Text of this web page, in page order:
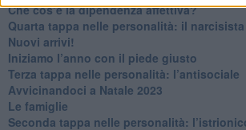
Che cos’è la dipendenza affettiva?
Quarta tappa nelle personalità: il narcisista
​Nuovi arrivi!
​Iniziamo l’anno con il piede giusto
​Terza tappa nelle personalità: l’antisociale
​Avvicinandoci a Natale 2023
Le famiglie
Seconda tappa nelle personalità: